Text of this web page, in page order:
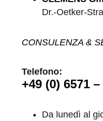
Dr.-Oetker-
CONSULENZA &
Telefono:
+49 (0) 6571
Da lunedì al